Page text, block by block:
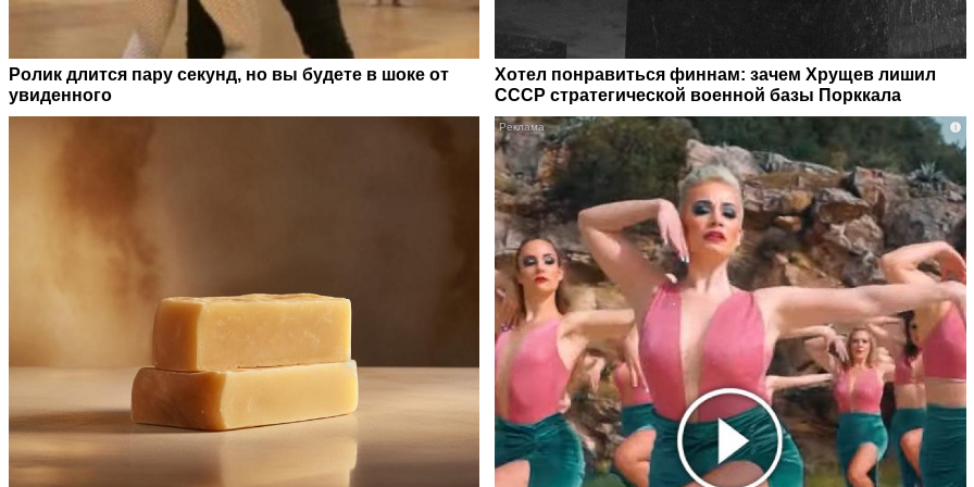
Ролик длится пару секунд, но вы будете в шоке от
увиденного
Хотел понравиться финнам: зачем Хрущев лишил
СССР стратегической военной базы Порккала
i